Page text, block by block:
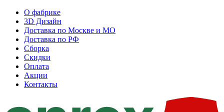
О фабрике
3D Дизайн
Доставка по Москве и МО
Доставка по РФ
Сборка
Скидки
Оплата
Акции
Контакты